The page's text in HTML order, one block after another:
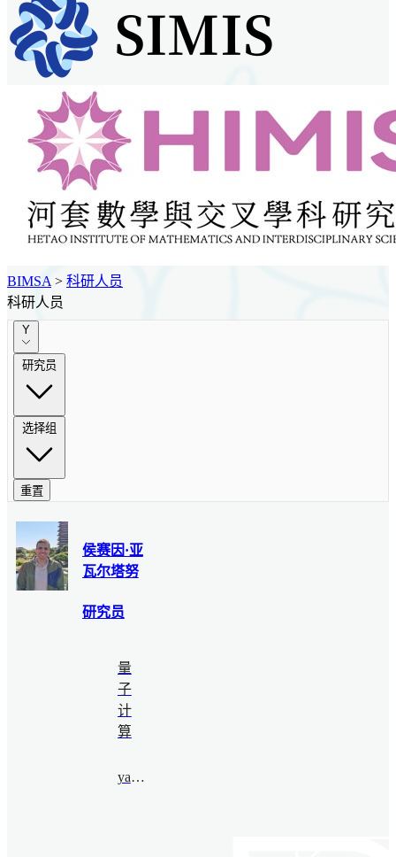
BIMSA > 科研人员
科研人员
Y
研究员
选择组
重置
侯赛因·亚
瓦尔塔努
研究员
量
子
计
算
yavar@bimsa.cn